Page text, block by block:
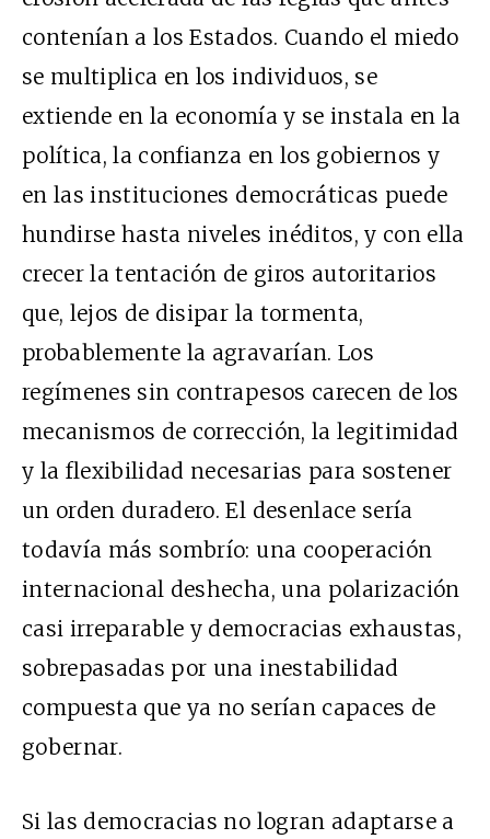
contenían a los Estados. Cuando el miedo
se multiplica en los individuos, se
extiende en la economía y se instala en la
política, la confianza en los gobiernos y
en las instituciones democráticas puede
hundirse hasta niveles inéditos, y con ella
crecer la tentación de giros autoritarios
que, lejos de disipar la tormenta,
probablemente la agravarían. Los
regímenes sin contrapesos carecen de los
mecanismos de corrección, la legitimidad
y la flexibilidad necesarias para sostener
un orden duradero. El desenlace sería
todavía más sombrío: una cooperación
internacional deshecha, una polarización
casi irreparable y democracias exhaustas,
sobrepasadas por una inestabilidad
compuesta que ya no serían capaces de
gobernar.
Si las democracias no logran adaptarse a